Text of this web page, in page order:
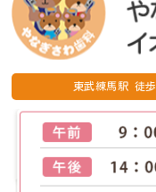
東武練馬駅 徒歩